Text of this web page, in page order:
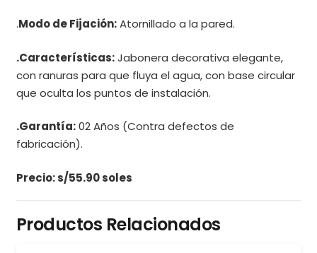
.Modo de Fijación:Atornillado a la pared.
.Características:Jabonera decorativa elegante,
con ranuras para que fluya el agua, con base circular
que oculta los puntos de instalación.
.Garantía:02 Años (Contra defectos de
fabricación).
Precio: s/55.90 soles
Productos Relacionados